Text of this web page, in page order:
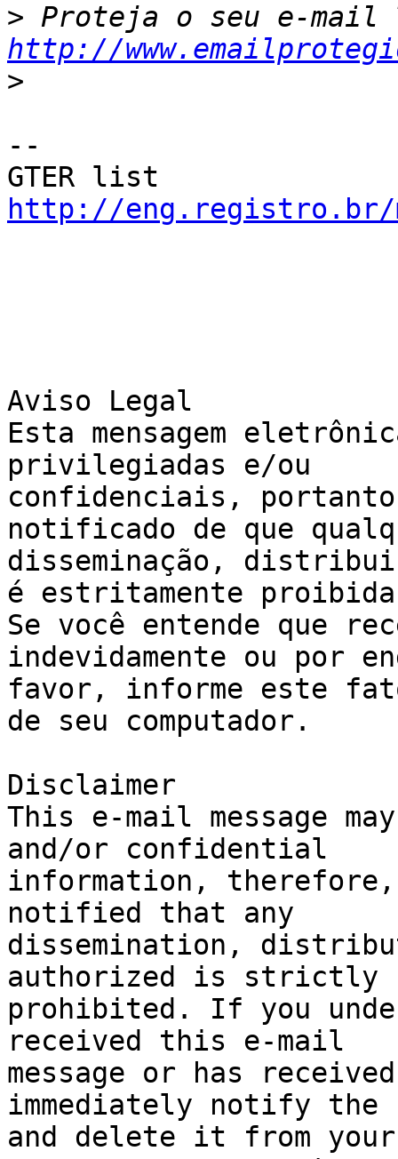
>
http://
>
--
http://
Aviso Legal
Esta mensagem
privilegiadas e/ou
confidenciais,
notificado de que
disseminação,
é estritamente
Se você entende que
indevidamente ou por
favor, informe este
de seu computador.
Disclaimer
This e-mail message
and/or confidential
information,
notified that any
dissemination,
authorized is strictly
prohibited. If you
received this e-mail
message or has
immediately notify the
and delete it from your